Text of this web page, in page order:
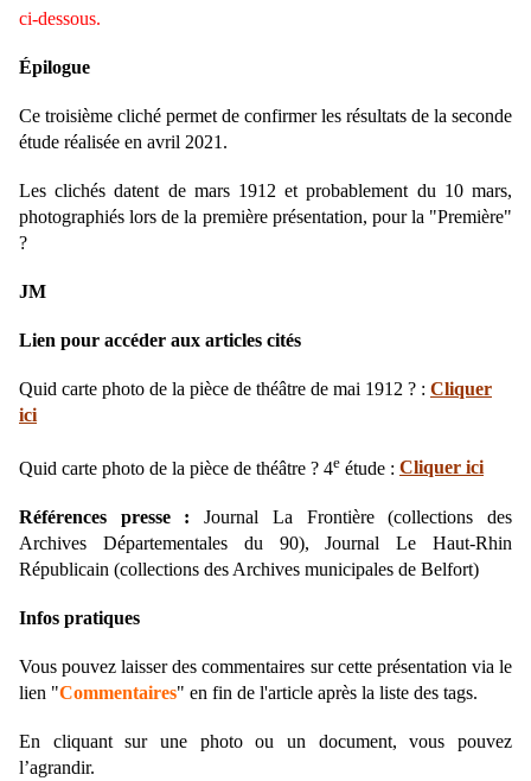
ci-dessous.
Épilogue
Ce troisième cliché permet de confirmer les résultats de la seconde
étude réalisée en avril 2021.
Les clichés datent de mars 1912 et probablement du 10 mars,
photographiés lors de la première présentation, pour la "Première"
?
JM
Lien pour accéder aux articles cités
Quid carte photo de la pièce de théâtre de mai 1912 ? : Cliquer
ici
Quid carte photo de la pièce de théâtre ? 4e étude : Cliquer ici
Références presse : Journal La Frontière (collections des
Archives Départementales du 90), Journal Le Haut-Rhin
Républicain (collections des Archives municipales de Belfort)
Infos pratiques
Vous pouvez laisser des commentaires sur cette présentation via le
lien "Commentaires" en fin de l'article après la liste des tags.
En cliquant sur une photo ou un document, vous pouvez
l’agrandir.